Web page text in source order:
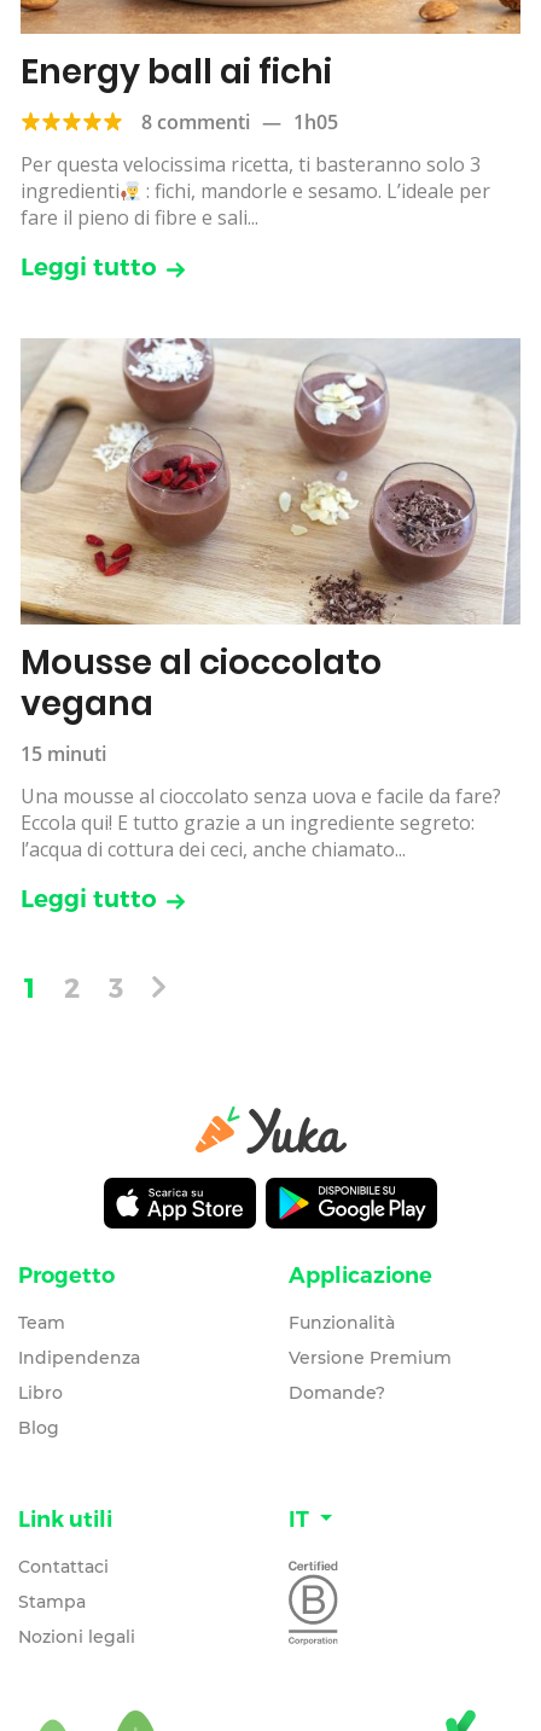
Energy ball ai fichi
8 commenti — 1h05
Per questa velocissima ricetta, ti basteranno solo 3
ingredienti
: fichi, mandorle e sesamo. L’ideale per
fare il pieno di fibre e sali...
Leggi tutto
Mousse al cioccolato
vegana
15 minuti
Una mousse al cioccolato senza uova e facile da fare?
Eccola qui! E tutto grazie a un ingrediente segreto:
l’acqua di cottura dei ceci, anche chiamato...
Leggi tutto
1 2 3
Progetto
Team
Indipendenza
Libro
Blog
Applicazione
Funzionalità
Versione Premium
Domande?
Link utili
Contattaci
Stampa
Nozioni legali
IT